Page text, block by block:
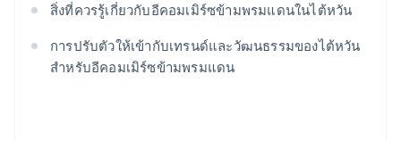
สิ่งที่ควรรู้เกี่ยวกับอีคอมเมิร์ซข้ามพรมแดนในไต้หวัน
การปรับตัวให้เข้ากับเทรนด์และวัฒนธรรมของไต้หวัน
สําหรับอีคอมเมิร์ซข้ามพรมแดน